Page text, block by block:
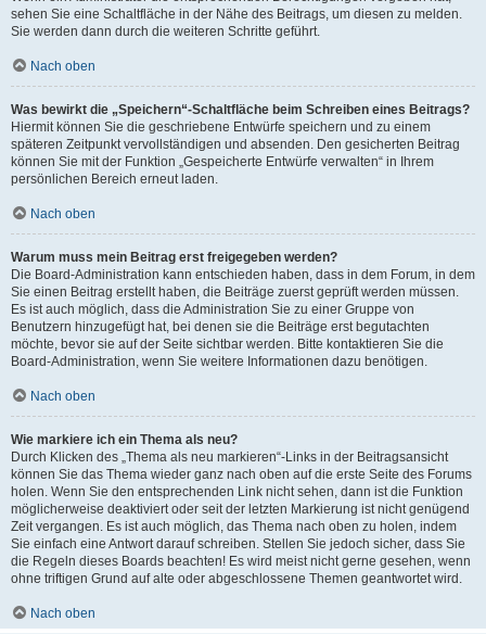
sehen Sie eine Schaltfläche in der Nähe des Beitrags, um diesen zu melden.
Sie werden dann durch die weiteren Schritte geführt.
Nach oben
Was bewirkt die „Speichern“-Schaltfläche beim Schreiben eines Beitrags?
Hiermit können Sie die geschriebene Entwürfe speichern und zu einem
späteren Zeitpunkt vervollständigen und absenden. Den gesicherten Beitrag
können Sie mit der Funktion „Gespeicherte Entwürfe verwalten“ in Ihrem
persönlichen Bereich erneut laden.
Nach oben
Warum muss mein Beitrag erst freigegeben werden?
Die Board-Administration kann entschieden haben, dass in dem Forum, in dem
Sie einen Beitrag erstellt haben, die Beiträge zuerst geprüft werden müssen.
Es ist auch möglich, dass die Administration Sie zu einer Gruppe von
Benutzern hinzugefügt hat, bei denen sie die Beiträge erst begutachten
möchte, bevor sie auf der Seite sichtbar werden. Bitte kontaktieren Sie die
Board-Administration, wenn Sie weitere Informationen dazu benötigen.
Nach oben
Wie markiere ich ein Thema als neu?
Durch Klicken des „Thema als neu markieren“-Links in der Beitragsansicht
können Sie das Thema wieder ganz nach oben auf die erste Seite des Forums
holen. Wenn Sie den entsprechenden Link nicht sehen, dann ist die Funktion
möglicherweise deaktiviert oder seit der letzten Markierung ist nicht genügend
Zeit vergangen. Es ist auch möglich, das Thema nach oben zu holen, indem
Sie einfach eine Antwort darauf schreiben. Stellen Sie jedoch sicher, dass Sie
die Regeln dieses Boards beachten! Es wird meist nicht gerne gesehen, wenn
ohne triftigen Grund auf alte oder abgeschlossene Themen geantwortet wird.
Nach oben